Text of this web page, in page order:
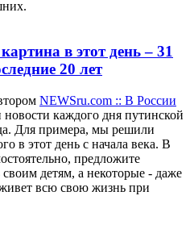
в этот день – 31
20 лет
NEWSru.com :: В России
каждого дня путинской
Для примера, мы решили
в этот день с начала века. В
предложите
детям, а некоторые - даже
всю свою жизнь при